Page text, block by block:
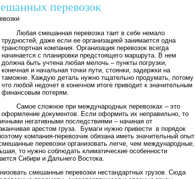
перевозок
Любая смешанная перевозка таит в себе немало
трудностей, даже если ее организацией занимается одна
транспортная компания. Организация перевозок всегда
начинается с планировки предстоящего маршрута. В нем
должна быть учтена любая мелочь – пункты погрузки,
конечная и начальная точки пути, стоянки, задержки на
таможне. Каждую деталь нужно тщательно продумать, потому
что любой недочет в конечном итоге приводит к значительным
финансовым потерям.
Самое сложное при международных перевозках – это
оформление документов. Если оформить их неправильно, то
негативными последствиями – начиная от
арестом груза. Бумаги нужно привести в порядок
компания-перевозчик обязана иметь значительный опыт
перевозки организовать легче, чем международные,
то нужно соблюдать климатические особенности
Сибири и Дальнего Востока.
смешанные перевозки нестандартных грузов. Сюда